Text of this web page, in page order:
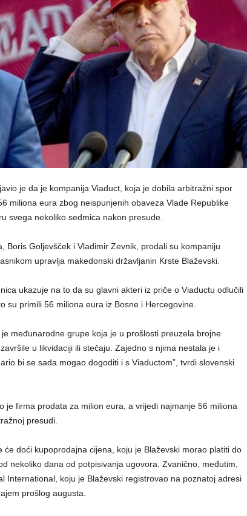
je da je kompanija Viaduct, koja je dobila arbitražni spor
miliona eura zbog neispunjenih obaveza Vlade Republike
svega nekoliko sedmica nakon presude.
Boris Goljevšček i Vladimir Zevnik, prodali su kompaniju
upravlja makedonski državljanin Krste Blaževski.
ukazuje na to da su glavni akteri iz priče o Viaductu odlučili
su primili 56 miliona eura iz Bosne i Hercegovine.
međunarodne grupe koja je u prošlosti preuzela brojne
u likvidaciji ili stečaju. Zajedno s njima nestala je i
bi se sada mogao dogoditi i s Viaductom”, tvrdi slovenski
je firma prodata za milion eura, a vrijedi najmanje 56 miliona
presudi.
će doći kupoprodajna cijena, koju je Blaževski morao platiti do
nekoliko dana od potpisivanja ugovora. Zvanično, međutim,
International, koju je Blaževski registrovao na poznatoj adresi
prošlog augusta.